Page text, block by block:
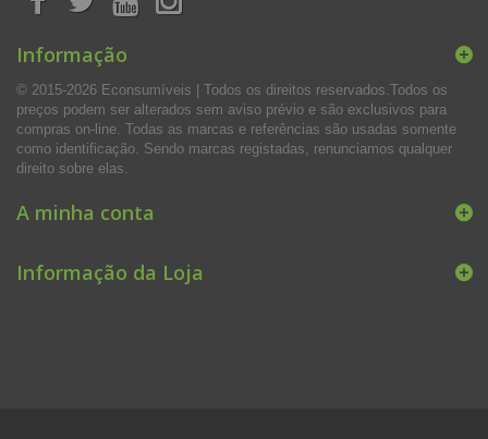
Informação
© 2015-2026 Econsumíveis | Todos os direitos reservados.Todos os
preços podem ser alterados sem aviso prévio e são exclusivos para
compras on-line. Todas as marcas e referências são usadas somente
como identificação. Sendo marcas registadas, renunciamos qualquer
direito sobre elas.
A minha conta
Informação da Loja